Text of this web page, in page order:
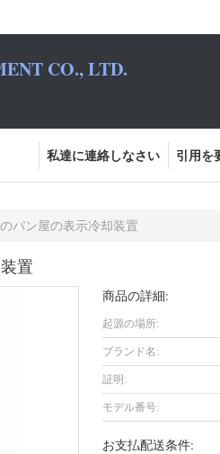
CO., LTD.
私達に連絡しなさい 引用を
パン屋の表示冷却装置
置
商品の詳細:
起源の場所:
ブランド名:
証明:
モデル番号:
お支払配送条件: